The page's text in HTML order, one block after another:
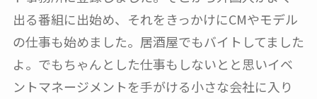
出る番組に出始め、それをきっかけにCMやモデル
の仕事も始めました。居酒屋でもバイトしてました
よ。でもちゃんとした仕事もしないとと思いイベ
ントマネージメントを手がける小さな会社に入り